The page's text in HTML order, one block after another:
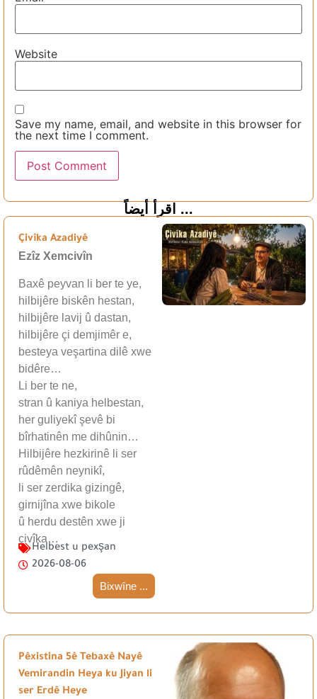
Website
Save my name, email, and website in this browser for
the next time I comment.
اقرأ أيضاً ...
Çivîka Azadiyê
Ezîz Xemcivîn
Baxê peyvan li ber te ye,
hilbijêre biskên hestan,
hilbijêre lavij û dastan,
hilbijêre çi demjimêr e,
besteya veşartina dilê xwe
bidêre…
Li ber te ne,
stran û kaniya helbestan,
her guliyekî şevê bi
bîrhatinên me dihûnin…
Hilbijêre hezkirinê li ser
rûdêmên neynikî,
li ser zerdika gizingê,
girnijîna xwe bikole
û herdu destên xwe ji
çivîka…
Helbest u pexşan
2026-08-06
Bixwîne ...
Pêxistina 5ê Tebaxê Nayê
Vemirandin Heya ku Jiyan li
ser Erdê Heye